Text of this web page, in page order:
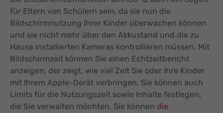
für Eltern von Schülern sein, da sie nun die
Bildschirmnutzung ihrer Kinder überwachen können
und sie nicht mehr über den Akkustand und die zu
Hause installierten Kameras kontrollieren müssen. Mit
Bildschirmzeit können Sie einen Echtzeitbericht
anzeigen, der zeigt, wie viel Zeit Sie oder Ihre Kinder
mit Ihrem Apple-Gerät verbringen. Sie können auch
Limits für die Nutzungszeit sowie Inhalte festlegen,
die Sie verwalten möchten. Sie können die